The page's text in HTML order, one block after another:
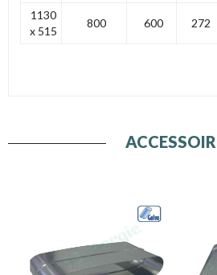
1130
x 515
800 600 272